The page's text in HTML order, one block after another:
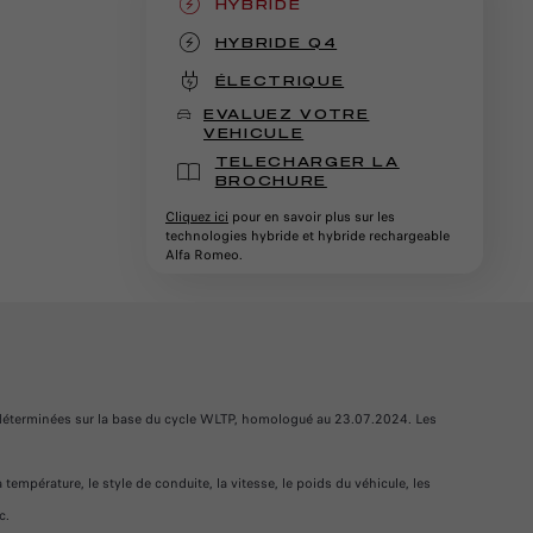
HYBRIDE
HYBRIDE Q4
ÉLECTRIQUE
EVALUEZ VOTRE
VEHICULE
TELECHARGER LA
BROCHURE
Cliquez ici pour en savoir plus sur les
technologies hybride et hybride rechargeable
Alfa Romeo.
sur la base du cycle WLTP, homologué au 23.07.2024. Les
le style de conduite, la vitesse, le poids du véhicule, les